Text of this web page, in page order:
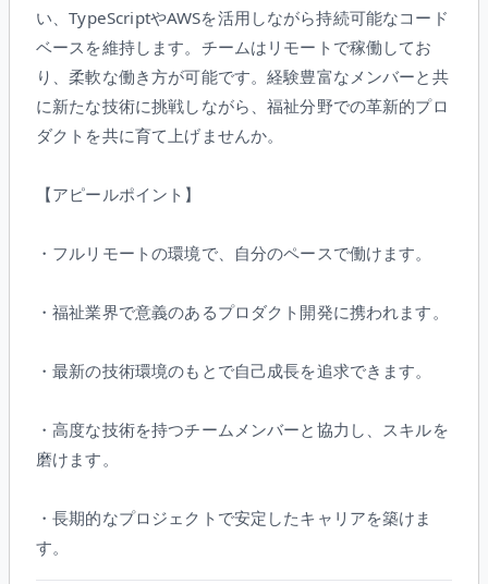
い、TypeScriptやAWSを活用しながら持続可能なコード
ベースを維持します。チームはリモートで稼働してお
り、柔軟な働き方が可能です。経験豊富なメンバーと共
に新たな技術に挑戦しながら、福祉分野での革新的プロ
ダクトを共に育て上げませんか。
【アピールポイント】
・フルリモートの環境で、自分のペースで働けます。
・福祉業界で意義のあるプロダクト開発に携われます。
・最新の技術環境のもとで自己成長を追求できます。
・高度な技術を持つチームメンバーと協力し、スキルを
磨けます。
・長期的なプロジェクトで安定したキャリアを築けま
す。